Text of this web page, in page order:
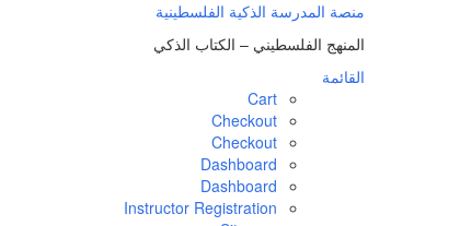
منصة المدرسة الذكية الفلسطينية
المنهج الفلسطيني – الكتاب الذكي
القائمة
Cart
Checkout
Checkout
Dashboard
Dashboard
Instructor Registration